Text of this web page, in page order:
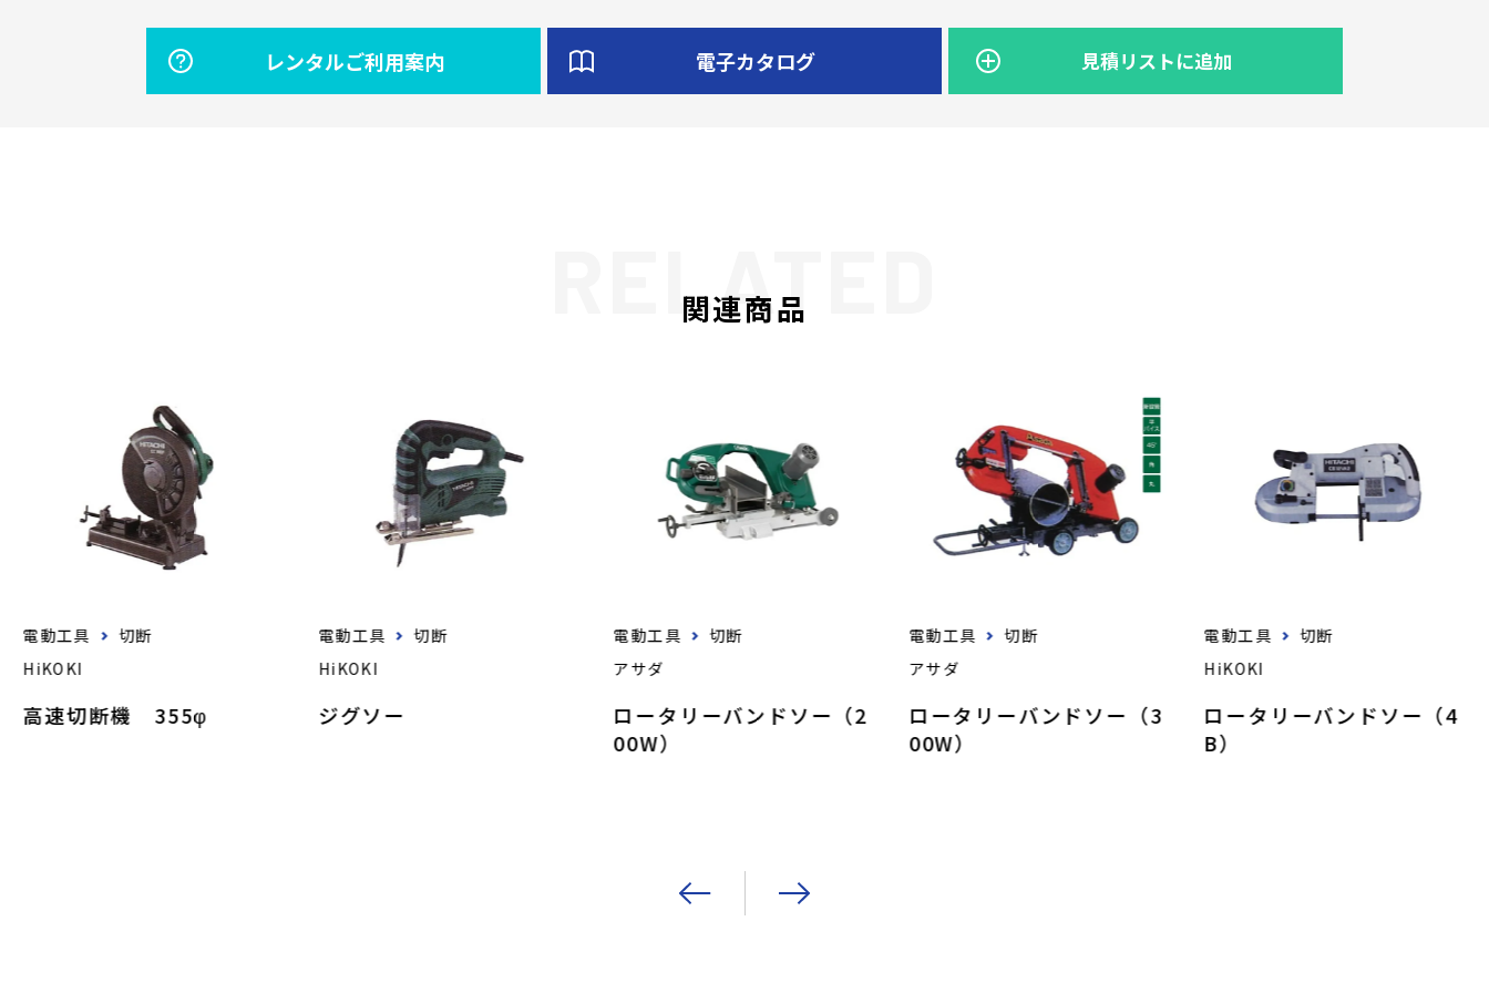
レンタルご利用案内 電子カタログ 見積リストに追加
関連商品
電動工具
切断
HiKOKI
高速切断機 355φ
電動工具
切断
HiKOKI
ジグソー
電動工具
切断
アサダ
ロータリーバンドソー（2
00W）
電動工具
切断
アサダ
ロータリーバンドソー（3
00W）
電動工具
切断
HiKOKI
ロータリーバンドソー（4
B）